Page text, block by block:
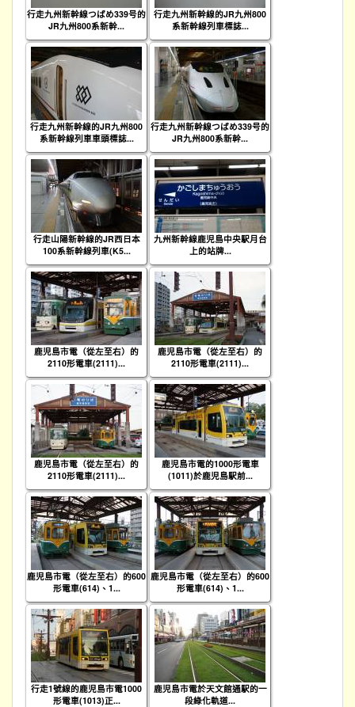
行走九州新幹線つばめ339号的
JR九州800系新幹...
行走九州新幹線的JR九州800
系新幹線列車標誌...
行走九州新幹線的JR九州800
系新幹線列車車頭標誌...
行走九州新幹線つばめ339号的
JR九州800系新幹...
行走山陽新幹線的JR西日本
100系新幹線列車(K5...
九州新幹線鹿児島中央駅月台
上的站牌...
鹿児島市電（從左至右）的
2110形電車(2111)...
鹿児島市電（從左至右）的
2110形電車(2111)...
鹿児島市電（從左至右）的
2110形電車(2111)...
鹿児島市電的1000形電車
(1011)於鹿児島駅前...
鹿児島市電（從左至右）的600
形電車(614)、1...
鹿児島市電（從左至右）的600
形電車(614)、1...
行走1號線的鹿児島市電1000
形電車(1013)正...
鹿児島市電於天文館通駅的一
段綠化軌道...